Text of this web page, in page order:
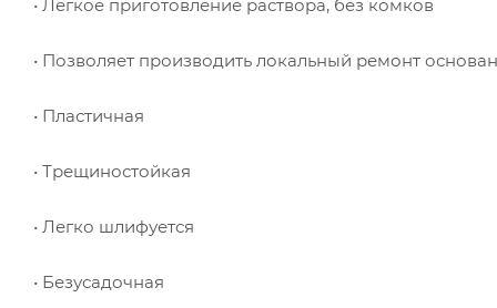
• Легкое приготовление раствора, без комков
• Позволяет производить локальный ремонт
• Пластичная
• Трещиностойкая
• Легко шлифуется
• Безусадочная